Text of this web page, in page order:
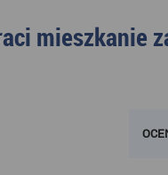
mieszkanie